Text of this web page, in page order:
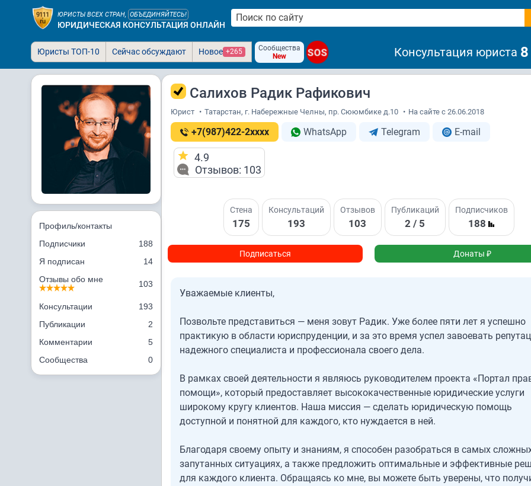
ЮРИСТЫ ВСЕХ СТРАН, ОБЪЕДИНЯЙТЕСЬ!
ЮРИДИЧЕСКАЯ КОНСУЛЬТАЦИЯ ОНЛАЙН
Юристы ТОП-10 Сейчас обсуждают Новое +265
Сообщества
New
SOS Консультация юриста
Профиль/контакты
Подписчики
188
Я подписан
14
Отзывы обо мне
103
Консультации
193
Публикации
2
Комментарии
5
Сообщества
0
Салихов Радик Рафикович
Юрист • Татарстан, г. Набережные Челны, пр. Сююмбике д.10 • На сайте с 26.06.2018
+7(987)422-2xxxx WhatsApp Telegram E-mail
4.9
Отзывов: 103
Стена
175
Консультаций
193
Отзывов
103
Публикаций
2 / 5
Подписчиков
188
Подписаться Донаты ₽
Уважаемые клиенты,
Позвольте представиться — меня зовут Радик. Уже более пяти лет я успешно
практикую в области юриспруденции, и за это время успел завоевать
надежного специалиста и профессионала своего дела.
В рамках своей деятельности я являюсь руководителем проекта «Портал
помощи», который предоставляет высококачественные юридические услуги
широкому кругу клиентов. Наша миссия — сделать юридическую помощь
доступной и понятной для каждого, кто нуждается в ней.
Благодаря своему опыту и знаниям, я способен разобраться в самых
запутанных ситуациях, а также предложить оптимальные и эффективные
для каждого клиента. Обращаясь ко мне, вы можете быть уверены, что